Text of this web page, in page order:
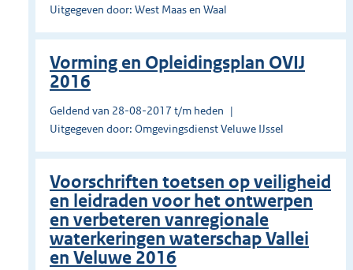
Uitgegeven door: West Maas en Waal
Vorming en Opleidingsplan OVIJ
2016
Geldend van 28-08-2017 t/m heden
Uitgegeven door: Omgevingsdienst Veluwe IJssel
Voorschriften toetsen op veiligheid
en leidraden voor het ontwerpen
en verbeteren vanregionale
waterkeringen waterschap Vallei
en Veluwe 2016